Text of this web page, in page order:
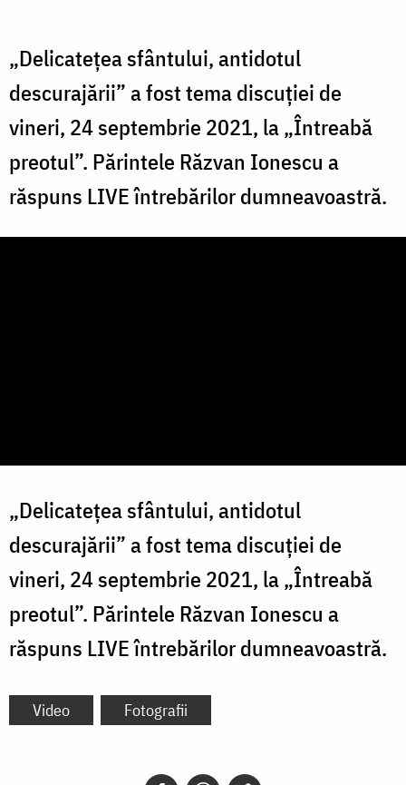
„Delicatețea sfântului, antidotul
descurajării” a fost tema discuției de
vineri, 24 septembrie 2021, la „Întreabă
preotul”. Părintele Răzvan Ionescu a
răspuns LIVE întrebărilor dumneavoastră.
„Delicatețea sfântului, antidotul
descurajării” a fost tema discuției de
vineri, 24 septembrie 2021, la „Întreabă
preotul”. Părintele Răzvan Ionescu a
răspuns LIVE întrebărilor dumneavoastră.
Video Fotografii